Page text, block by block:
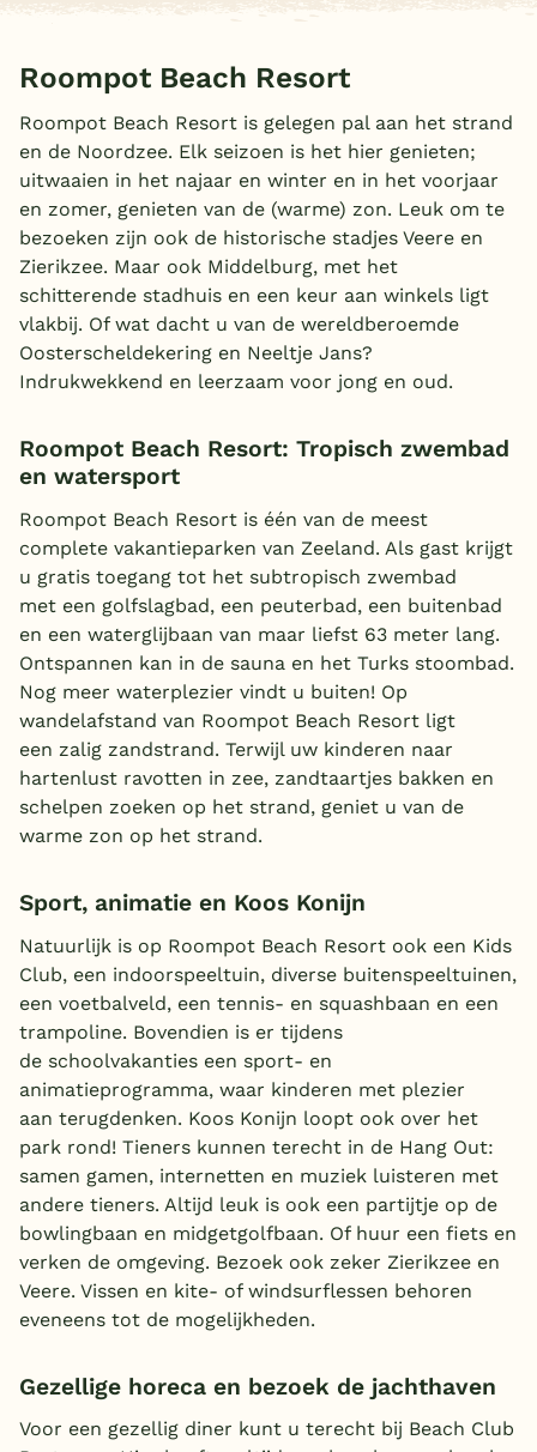
Roompot Beach Resort
Roompot Beach Resort is gelegen pal aan het strand
en de Noordzee. Elk seizoen is het hier genieten;
uitwaaien in het najaar en winter en in het voorjaar
en zomer, genieten van de (warme) zon. Leuk om te
bezoeken zijn ook de historische stadjes Veere en
Zierikzee. Maar ook Middelburg, met het
schitterende stadhuis en een keur aan winkels ligt
vlakbij. Of wat dacht u van de wereldberoemde
Oosterscheldekering en Neeltje Jans?
Indrukwekkend en leerzaam voor jong en oud.
Roompot Beach Resort: Tropisch zwembad
en watersport
Roompot Beach Resort is één van de meest
complete vakantieparken van Zeeland. Als gast krijgt
u gratis toegang tot het subtropisch zwembad
met een golfslagbad, een peuterbad, een buitenbad
en een waterglijbaan van maar liefst 63 meter lang.
Ontspannen kan in de sauna en het Turks stoombad.
Nog meer waterplezier vindt u buiten! Op
wandelafstand van Roompot Beach Resort ligt
een zalig zandstrand. Terwijl uw kinderen naar
hartenlust ravotten in zee, zandtaartjes bakken en
schelpen zoeken op het strand, geniet u van de
warme zon op het strand.
Sport, animatie en Koos Konijn
Natuurlijk is op Roompot Beach Resort ook een Kids
Club, een indoorspeeltuin, diverse buitenspeeltuinen,
een voetbalveld, een tennis- en squashbaan en een
trampoline. Bovendien is er tijdens
de schoolvakanties een sport- en
animatieprogramma, waar kinderen met plezier
aan terugdenken. Koos Konijn loopt ook over het
park rond! Tieners kunnen terecht in de Hang Out:
samen gamen, internetten en muziek luisteren met
andere tieners. Altijd leuk is ook een partijtje op de
bowlingbaan en midgetgolfbaan. Of huur een fiets en
verken de omgeving. Bezoek ook zeker Zierikzee en
Veere. Vissen en kite- of windsurflessen behoren
eveneens tot de mogelijkheden.
Gezellige horeca en bezoek de jachthaven
Voor een gezellig diner kunt u terecht bij Beach Club